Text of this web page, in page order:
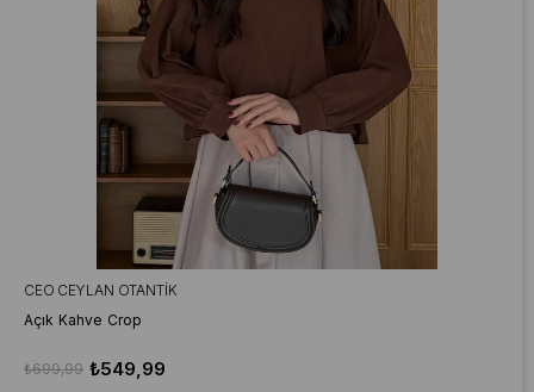
CEO CEYLAN OTANTIK
Açık Kahve Crop
₺549,99
₺699,99